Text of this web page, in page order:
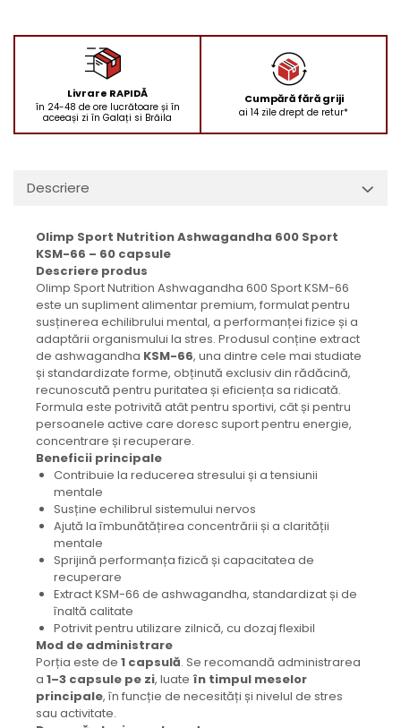
Livrare RAPIDĂ
în 24-48 de ore lucrătoare și în
aceeași zi în Galați si Brăila
Cumpără fără griji
ai 14 zile drept de retur*
Descriere
Olimp Sport Nutrition Ashwagandha 600 Sport
KSM-66 – 60 capsule
Descriere produs
Olimp Sport Nutrition Ashwagandha 600 Sport KSM-66
este un supliment alimentar premium, formulat pentru
susținerea echilibrului mental, a performanței fizice și a
adaptării organismului la stres. Produsul conține extract
de ashwagandha KSM-66, una dintre cele mai studiate
și standardizate forme, obținută exclusiv din rădăcină,
recunoscută pentru puritatea și eficiența sa ridicată.
Formula este potrivită atât pentru sportivi, cât și pentru
persoanele active care doresc suport pentru energie,
concentrare și recuperare.
Beneficii principale
Contribuie la reducerea stresului și a tensiunii
mentale
Susține echilibrul sistemului nervos
Ajută la îmbunătățirea concentrării și a clarității
mentale
Sprijină performanța fizică și capacitatea de
recuperare
Extract KSM-66 de ashwagandha, standardizat și de
înaltă calitate
Potrivit pentru utilizare zilnică, cu dozaj flexibil
Mod de administrare
Porția este de 1 capsulă. Se recomandă administrarea
a 1–3 capsule pe zi, luate în timpul meselor
principale, în funcție de necesități și nivelul de stres
sau activitate.